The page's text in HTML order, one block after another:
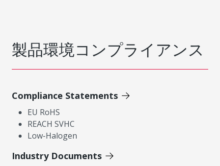
製品環境コンプライアンス
Compliance Statements
EU RoHS
REACH SVHC
Low-Halogen
Industry Documents